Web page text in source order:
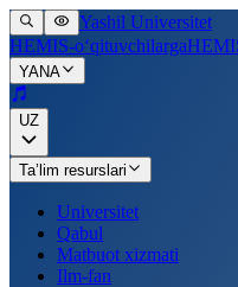
Yashil Universitet
HEMIS-o‘qituvchilarga
YANA
UZ
Ta’lim resurslari
Universitet
Qabul
Matbuot xizmati
Ilm-fan